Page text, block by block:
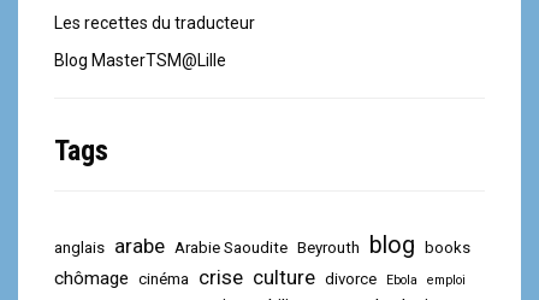
Les recettes du traducteur
Blog MasterTSM@Lille
Tags
anglais arabe Arabie Saoudite Beyrouth blog books
chômage cinéma crise culture divorce Ebola emploi